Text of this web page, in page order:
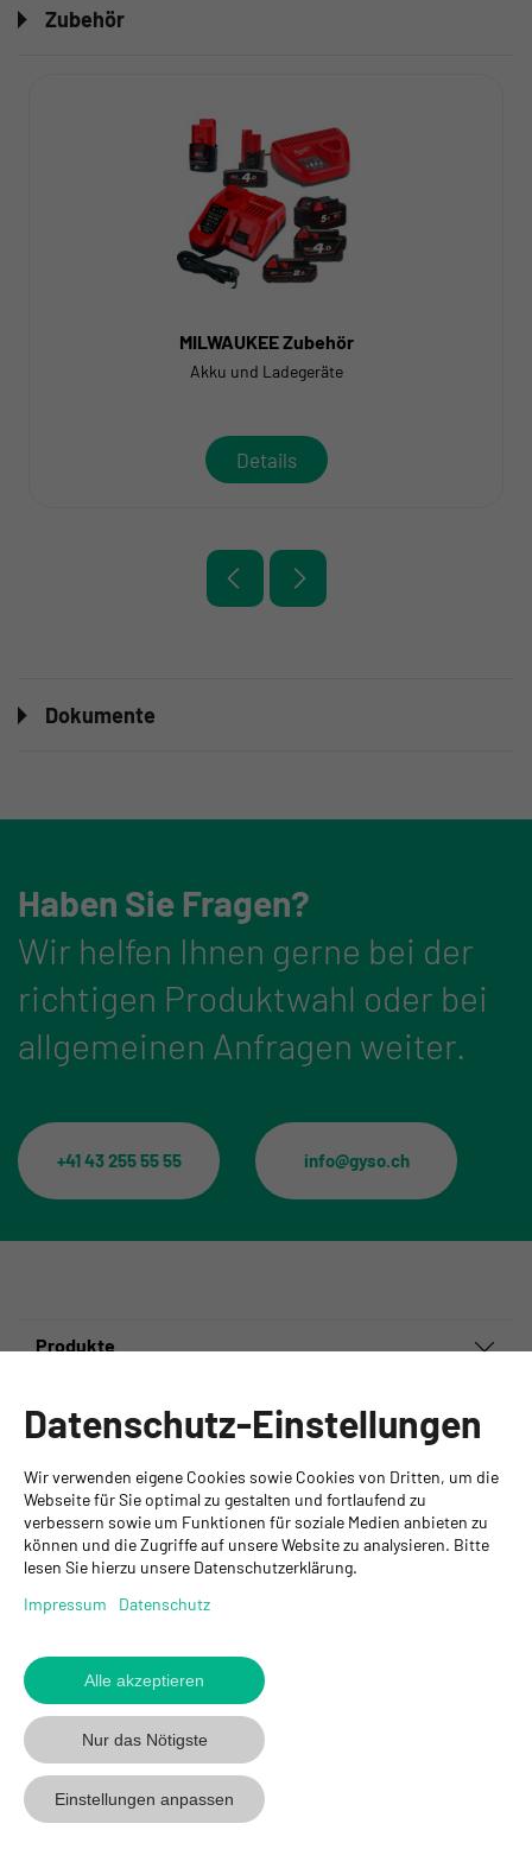
Zubehör
MILWAUKEE Zubehör
Akku und Ladegeräte
Details
Dokumente
Haben Sie Fragen?
Wir helfen Ihnen gerne bei der
richtigen Produktwahl oder bei
allgemeinen Anfragen weiter.
+41 43 255 55 55 info@gyso.ch
Produkte
GYSO AG
Hauptsitz Kloten
Steinackerstrasse 34
8302 Kloten
+ 41 43 255 55 55
www.gyso.ch
GYSO
auf
Youtube
GYSO
auf
folgen
Gyso
auf
Linkedin
folgen
Datenschutz-Einstellungen
Wir verwenden eigene Cookies sowie Cookies von Dritten, um die
Webseite für Sie optimal zu gestalten und fortlaufend zu
verbessern sowie um Funktionen für soziale Medien anbieten zu
können und die Zugriffe auf unsere Website zu analysieren. Bitte
lesen Sie hierzu unsere Datenschutzerklärung.
Impressum
Datenschutz
Alle akzeptieren
Nur das Nötigste
Einstellungen anpassen